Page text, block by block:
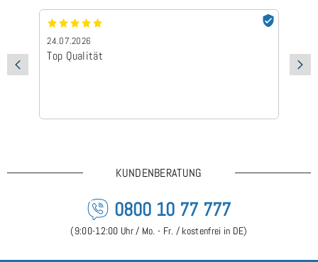
24.07.2026
Top Qualität
KUNDENBERATUNG
0800 10 77 777
(9:00-12:00 Uhr / Mo. - Fr. / kostenfrei in DE)